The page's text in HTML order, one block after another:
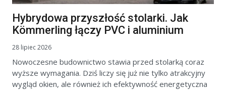
Hybrydowa przyszłość stolarki. Jak
Kömmerling łączy PVC i aluminium
28 lipiec 2026
Nowoczesne budownictwo stawia przed stolarką coraz
wyższe wymagania. Dziś liczy się już nie tylko atrakcyjny
wygląd okien, ale również ich efektywność energetyczna